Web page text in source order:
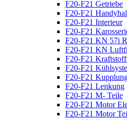
F20-F21 Getriebe
F20-F21
F20-F21 Interieur
F20-F21
F20-F21 KN 57i
F20-F21 KN
F20-F21
F20-F21
F20-F21
F20-F21 Lenkung
F20-F21 M- Teile
F20-F21 Motor
F20-F21 Motor